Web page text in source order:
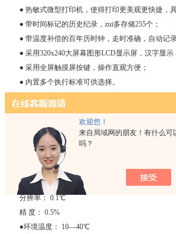
欢迎您！
来自局域网的朋友！有什么可
吗？
● 热敏式微型打印机，使得打印更美观更快捷，
● 带时间标记的历史纪录，zui多存储255个；
● 带温度补偿的百年历时钟，走时准确，自动记
● 采用320x240大屏幕图形LCD显示屏，汉字显示
● 采用全屏触摸屏按键，操作直观方便；
● 内置多个执行标准可供选择。
LCBS408闭口闪点测定仪
产品参数：
●温度测量：
测温范围：-59.9℃-299.9℃
控温范围： 室温—300℃
重复性： 0.025X（X-连续两次测试结果的平均值
分辨率： 0.1℃
精 度： 0.5%
●环境温度： 10—40℃